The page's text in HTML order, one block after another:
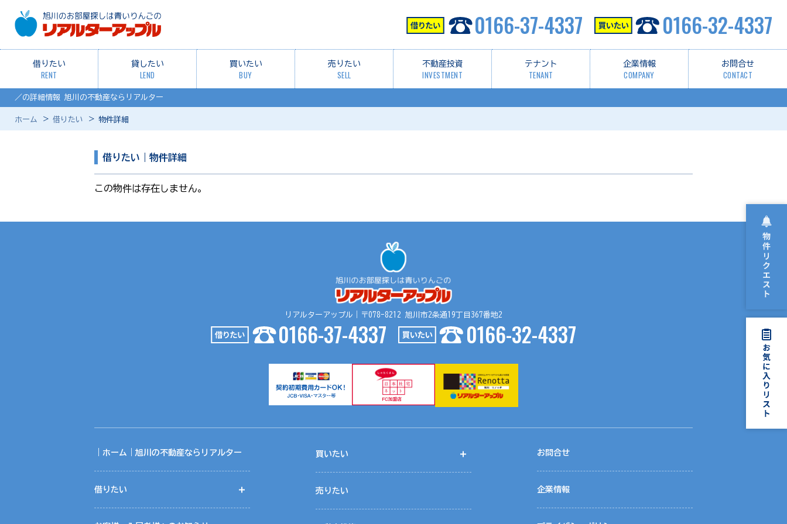
借りたい
RENT
貸したい
LEND
買いたい
BUY
売りたい
SELL
不動産投資
INVESTMENT
テナント
TENANT
企業情報
COMPANY
お問合せ
CONTACT
0166-37-4337 0166-32-4337
／の詳細情報 旭川の不動産ならリアルター
ホーム 借りたい 物件詳細
借りたい｜物件詳細
この物件は存在しません。
リアルターアップル｜〒078-8212 旭川市2条通19丁目367番地2
0166-37-4337 0166-32-4337
｜ホーム｜旭川の不動産ならリアルター
借りたい
買いたい
売りたい
お問合せ
企業情報